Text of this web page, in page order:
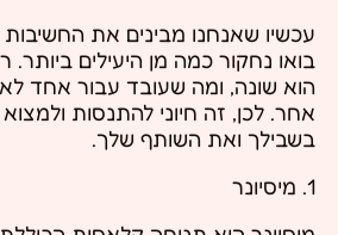
עכשיו שאנחנו מבינים את החשיבות
בואו נחקור כמה מן היעילים ביותר.
הוא שונה, ומה שעובד עבור אחד לא
אחר. לכן, זה חיוני להתנסות
בשבילך ואת השותף שלך.
1. מיסיונר